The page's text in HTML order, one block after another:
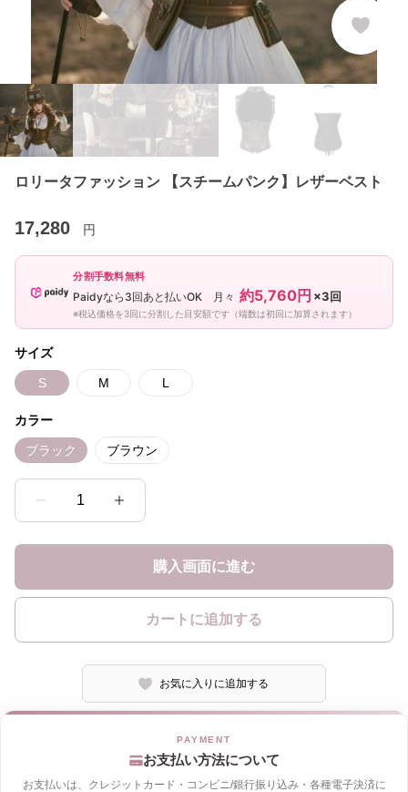
ロリータファッション 【スチームパンク】レザーベスト
17,280 円
分割手数料無料
Paidyなら3回あと払いOK 月々 約5,760円 ×3回
※税込価格を3回に分割した目安額です（端数は初回に加算されます）
サイズ
S M L
カラー
ブラック ブラウン
1
購入画面に進む
カートに追加する
お気に入りに追加する
お支払い方法について
お支払いは、クレジットカード・コンビニ/銀行振り込み・各種電子決済に